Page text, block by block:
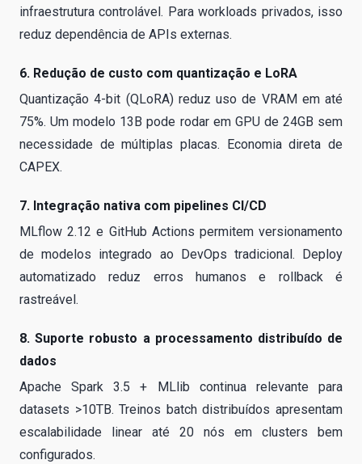
infraestrutura controlável. Para workloads privados, isso
reduz dependência de APIs externas.
6. Redução de custo com quantização e LoRA
Quantização 4-bit (QLoRA) reduz uso de VRAM em até
75%. Um modelo 13B pode rodar em GPU de 24GB sem
necessidade de múltiplas placas. Economia direta de
CAPEX.
7. Integração nativa com pipelines CI/CD
MLflow 2.12 e GitHub Actions permitem versionamento
de modelos integrado ao DevOps tradicional. Deploy
automatizado reduz erros humanos e rollback é
rastreável.
8. Suporte robusto a processamento distribuído de
dados
Apache Spark 3.5 + MLlib continua relevante para
datasets >10TB. Treinos batch distribuídos apresentam
escalabilidade linear até 20 nós em clusters bem
configurados.